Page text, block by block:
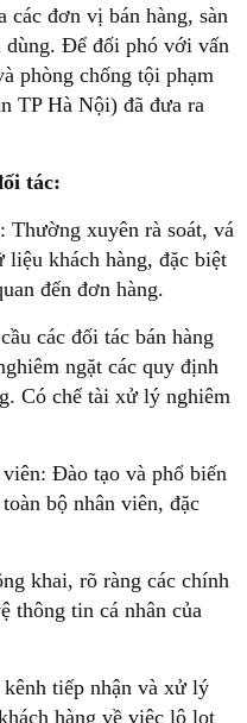
các đơn vị bán hàng, sàn
Để đối phó với vấn
phòng chống tội phạm
TP Hà Nội) đã đưa ra
tác:
Thường xuyên rà soát, vá
liệu khách hàng, đặc biệt
đến đơn hàng.
các đối tác bán hàng
ngặt các quy định
Có chế tài xử lý nghiêm
Đào tạo và phổ biến
bộ nhân viên, đặc
khai, rõ ràng các chính
thông tin cá nhân của
tiếp nhận và xử lý
hàng về việc lộ lọt